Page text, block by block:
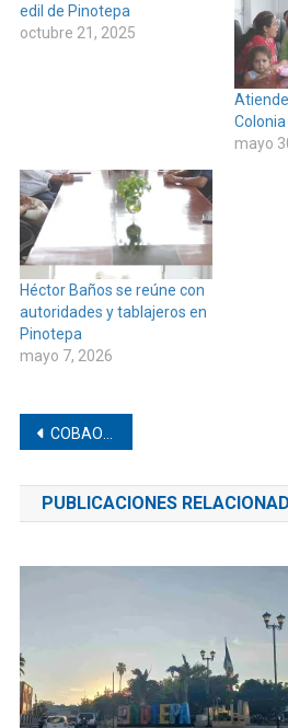
edil de Pinotepa
octubre 21, 2025
mayo
Héctor Baños se reúne con
autoridades y tablajeros en
Pinotepa
mayo 7, 2026
Navegación
de
entradas
COBAO 01 recibe cinco certificaciones
PUBLICACIONES